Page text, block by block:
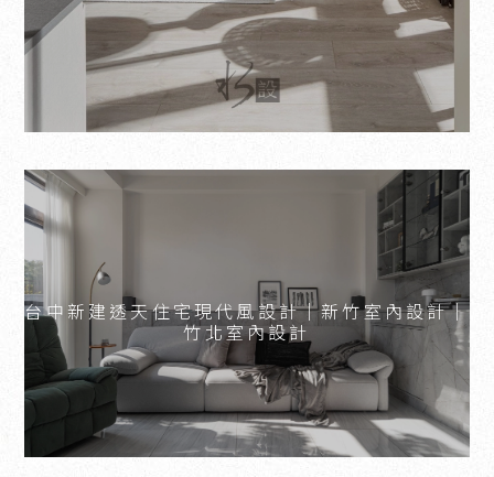
台中新建透天住宅現代風設計｜新竹室內設計｜
竹北室內設計